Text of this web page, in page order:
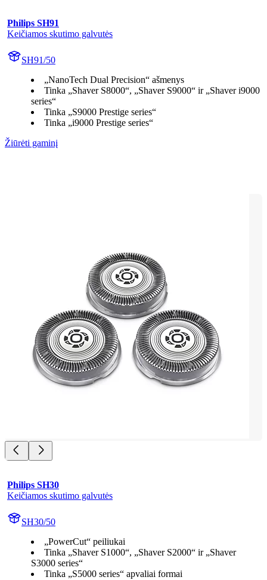
Philips SH91
Keičiamos skutimo galvutės
SH91/50
„NanoTech Dual Precision“ ašmenys
Tinka „Shaver S8000“, „Shaver S9000“ ir „Shaver i9000
series“
Tinka „S9000 Prestige series“
Tinka „i9000 Prestige series“
Žiūrėti gaminį
Philips SH30
Keičiamos skutimo galvutės
SH30/50
„PowerCut“ peiliukai
Tinka „Shaver S1000“, „Shaver S2000“ ir „Shaver
S3000 series“
Tinka „S5000 series“ apvaliai formai